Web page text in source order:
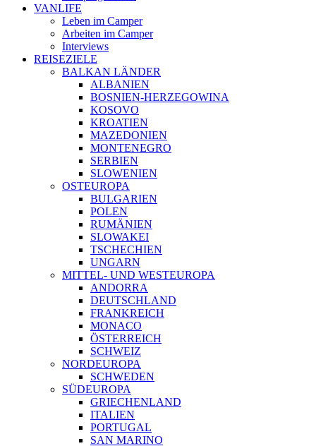
VANLIFE
Leben im Camper
Arbeiten im Camper
Interviews
REISEZIELE
BALKAN LÄNDER
ALBANIEN
BOSNIEN-HERZEGOWINA
KOSOVO
KROATIEN
MAZEDONIEN
MONTENEGRO
SERBIEN
SLOWENIEN
OSTEUROPA
BULGARIEN
POLEN
RUMÄNIEN
SLOWAKEI
TSCHECHIEN
UNGARN
MITTEL- UND WESTEUROPA
ANDORRA
DEUTSCHLAND
FRANKREICH
MONACO
ÖSTERREICH
SCHWEIZ
NORDEUROPA
SCHWEDEN
SÜDEUROPA
GRIECHENLAND
ITALIEN
PORTUGAL
SAN MARINO